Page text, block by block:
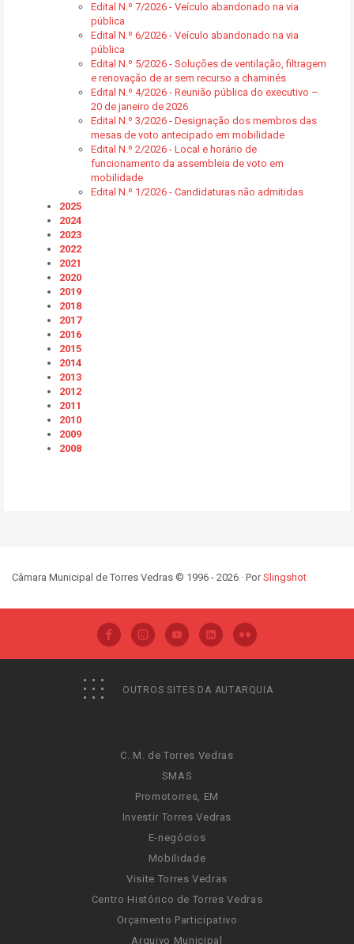
Edital N.º 7/2026 - Veículo abandonado na via
pública
Edital N.º 6/2026 - Veículo abandonado na via
pública
Edital N.º 5/2026 - Soluções de ventilação, filtragem
e renovação de ar sem recurso a chaminés
Edital N.º 4/2026 - Reunião pública do executivo –
20 de janeiro de 2026
Edital N.º 3/2026 - Designação dos membros das
mesas de voto antecipado em mobilidade
Edital N.º 2/2026 - Local e horário de
funcionamento da assembleia de voto em
mobilidade
Edital N.º 1/2026 - Candidaturas não admitidas
2025
2024
2023
2022
2021
2020
2019
2018
2017
2016
2015
2014
2013
2012
2011
2010
2009
2008
Câmara Municipal de Torres Vedras © 1996 - 2026 · PorSlingshot
OUTROS SITES DA AUTARQUIA
C. M. de Torres Vedras
SMAS
Promotorres, EM
Investir Torres Vedras
E-negócios
Mobilidade
Visite Torres Vedras
Centro Histórico de Torres Vedras
Orçamento Participativo
Arquivo Municipal